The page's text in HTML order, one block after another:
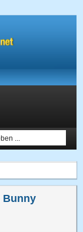
Bunny